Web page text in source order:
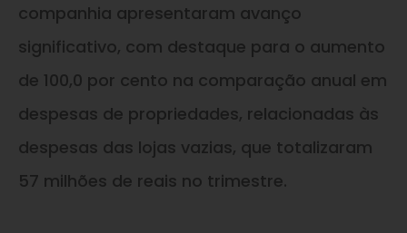
companhia apresentaram avanço
significativo, com destaque para o aumento
de 100,0 por cento na comparação anual em
despesas de propriedades, relacionadas às
despesas das lojas vazias, que totalizaram
57 milhões de reais no trimestre.